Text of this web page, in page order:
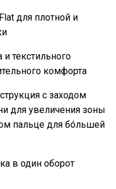
для плотной и
текстильного
комфорта
с заходом
для увеличения зоны
пальце для бо́льшей
в один оборот